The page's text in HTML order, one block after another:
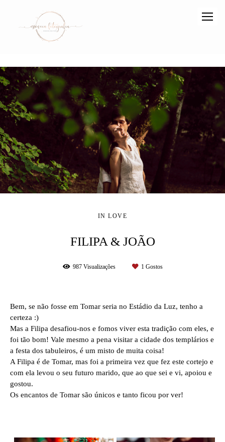
IN LOVE
FILIPA & JOÃO
987Visualizações 1Gostos
Bem, se não fosse em Tomar seria no Estádio da Luz, tenho a
certeza :)
Mas a Filipa desafiou-nos e fomos viver esta tradição com eles, e
foi tão bom! Vale mesmo a pena visitar a cidade dos templários e
a festa dos tabuleiros, é um misto de muita coisa!
A Filipa é de Tomar, mas foi a primeira vez que fez este cortejo e
com ela levou o seu futuro marido, que ao que sei e vi, apoiou e
gostou.
Os encantos de Tomar são únicos e tanto ficou por ver!